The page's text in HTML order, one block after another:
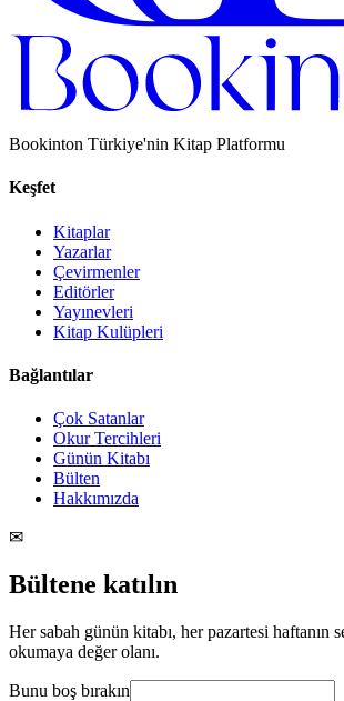
Bookinton Türkiye'nin Kitap Platformu
Keşfet
Kitaplar
Yazarlar
Çevirmenler
Editörler
Yayınevleri
Kitap Kulüpleri
Bağlantılar
Çok Satanlar
Okur Tercihleri
Günün Kitabı
Bülten
Hakkımızda
✉
Bültene katılın
Her sabah günün kitabı, her pazartesi haftanın
okumaya değer olanı.
Bunu boş bırakın